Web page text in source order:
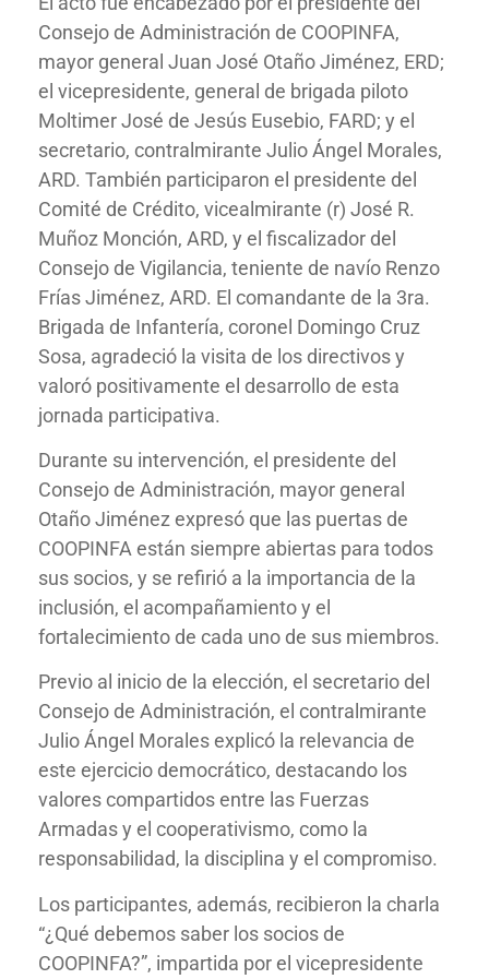
Consejo de Administración de COOPINFA,
mayor general Juan José Otaño Jiménez, ERD;
el vicepresidente, general de brigada piloto
Moltimer José de Jesús Eusebio, FARD; y el
secretario, contralmirante Julio Ángel Morales,
ARD. También participaron el presidente del
Comité de Crédito, vicealmirante (r) José R.
Muñoz Monción, ARD, y el fiscalizador del
Consejo de Vigilancia, teniente de navío Renzo
Frías Jiménez, ARD. El comandante de la 3ra.
Brigada de Infantería, coronel Domingo Cruz
Sosa, agradeció la visita de los directivos y
valoró positivamente el desarrollo de esta
jornada participativa.
Durante su intervención, el presidente del
Consejo de Administración, mayor general
Otaño Jiménez expresó que las puertas de
COOPINFA están siempre abiertas para todos
sus socios, y se refirió a la importancia de la
inclusión, el acompañamiento y el
fortalecimiento de cada uno de sus miembros.
Previo al inicio de la elección, el secretario del
Consejo de Administración, el contralmirante
Julio Ángel Morales explicó la relevancia de
este ejercicio democrático, destacando los
valores compartidos entre las Fuerzas
Armadas y el cooperativismo, como la
responsabilidad, la disciplina y el compromiso.
Los participantes, además, recibieron la charla
“¿Qué debemos saber los socios de
COOPINFA?”, impartida por el vicepresidente